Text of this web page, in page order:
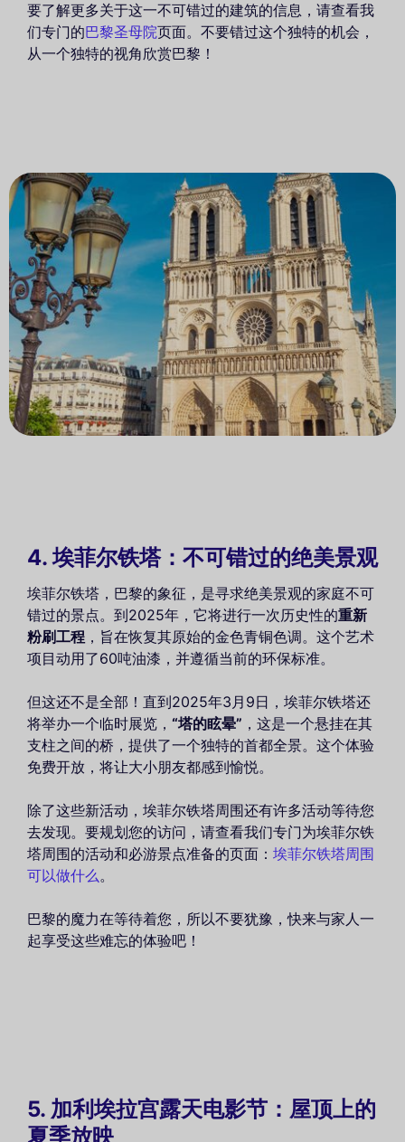
要了解更多关于这一不可错过的建筑的信息，请查看我
们专门的巴黎圣母院页面。不要错过这个独特的机会，
从一个独特的视角欣赏巴黎！
4. 埃菲尔铁塔：不可错过的绝美景观
埃菲尔铁塔，巴黎的象征，是寻求绝美景观的家庭不可
错过的景点。到2025年，它将进行一次历史性的重新
粉刷工程 ，旨在恢复其原始的金色青铜色调。这个艺术
项目动用了60吨油漆，并遵循当前的环保标准。
但这还不是全部！直到2025年3月9日，埃菲尔铁塔还
将举办一个临时展览， “塔的眩晕” ，这是一个悬挂在其
支柱之间的桥，提供了一个独特的首都全景。这个体验
免费开放，将让大小朋友都感到愉悦。
除了这些新活动，埃菲尔铁塔周围还有许多活动等待您
去发现。要规划您的访问，请查看我们专门为埃菲尔铁
塔周围的活动和必游景点准备的页面： 埃菲尔铁塔周围
可以做什么。
巴黎的魔力在等待着您，所以不要犹豫，快来与家人一
起享受这些难忘的体验吧！
5. 加利埃拉宫露天电影节：屋顶上的
夏季放映